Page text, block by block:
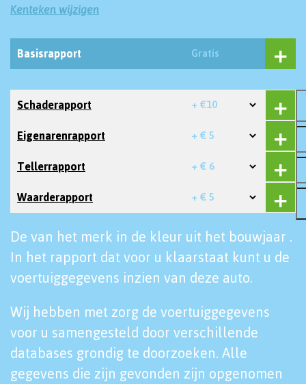
Kenteken wijzigen
Basisrapport Gratis
Schaderapport + €10
Eigenarenrapport + € 5
Tellerrapport + € 6
Waarderapport + € 5
De van het merk in de kleur uit het bouwjaar .
In het rapport dat voor u klaarstaat kunt u de
voertuiggegevens inzien van deze auto.
Wij hebben met zorg de voertuiggegevens
voor u samengesteld door verschillende
databases grondig te doorzoeken. Alle
gegevens die zijn gevonden zijn opgenomen